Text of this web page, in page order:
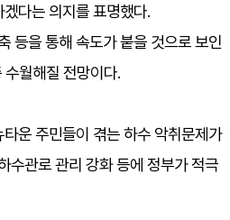
다는 의지를 표명했다.
등을 통해 속도가 붙을 것으로 보인
월해질 전망이다.
운 주민들이 겪는 하수 악취문제가
수관로 관리 강화 등에 정부가 적극